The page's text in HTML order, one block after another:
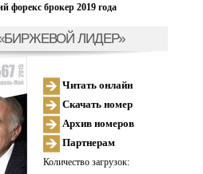
форекс брокер 2019 года
ЛИДЕР»
Читать онлайн
Скачать номер
Архив номеров
Партнерам
Количество загрузок: